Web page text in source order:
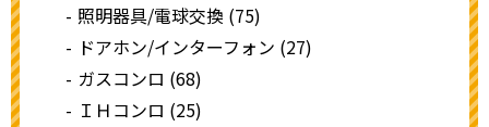
照明器具/電球交換 (75)
ドアホン/インターフォン (27)
ガスコンロ (68)
ＩＨコンロ (25)